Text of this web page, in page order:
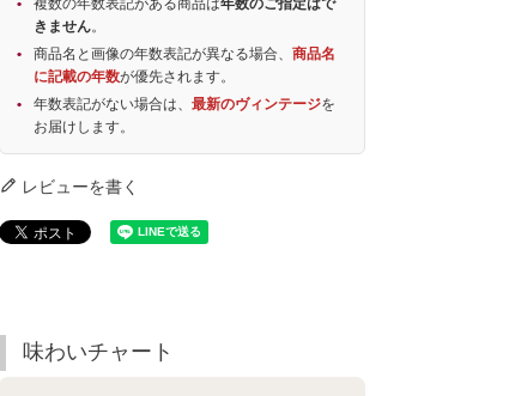
きません。
商品名と画像の年数表記が異なる場合、商品名
に記載の年数が優先されます。
年数表記がない場合は、最新のヴィンテージを
お届けします。
レビューを書く
味わいチャート